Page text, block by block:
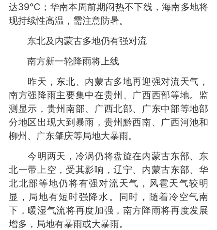
达39℃；华南本周前期闷热不下线，海南多地将
现持续性高温，需注意防暑。
东北及内蒙古多地仍有强对流
南方新一轮降雨将上线
昨天，东北、内蒙古多地再迎强对流天气，
南方强降雨主要集中在贵州、广西西部等地。监
测显示，贵州南部、广西北部、广东中部等地部
分地区出现大到暴雨，贵州黔西南、广西河池和
柳州、广东肇庆等局地大暴雨。
今明两天，冷涡仍将盘旋在内蒙古东部、东
北一带上空，受其影响，辽宁、内蒙古东部、华
北北部等地仍将有强对流天气，风雹天气较明
显，局地有短时强降水。同时，随着冷空气南
下，暖湿气流将再度加强，南方降雨将再度发展
增多，局地有暴雨或大暴雨。